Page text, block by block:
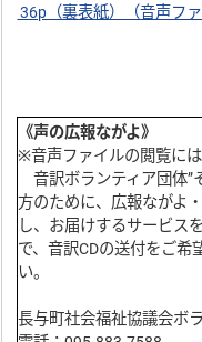
36p（裏表紙）（音声フ
《声の広報ながよ》
※音声ファイルの閲覧に
音訳ボランティア団体”
方のために、広報ながよ
し、お届けするサービス
で、音訳CDの送付をご希
い。
長与町社会福祉協議会ボ